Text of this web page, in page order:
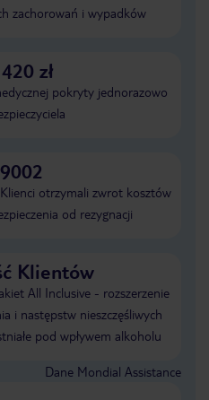
zachorowań i wypadków
zł
pokryty jednorazowo
otrzymali zwrot kosztów
od rezygnacji
Klientów
All Inclusive - rozszerzenie
i następstw nieszczęśliwych
pod wpływem alkoholu
Dane Mondial Assistance